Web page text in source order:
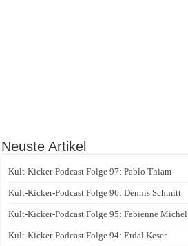
Neuste Artikel
Kult-Kicker-Podcast Folge 97: Pablo Thiam
Kult-Kicker-Podcast Folge 96: Dennis Schmitt
Kult-Kicker-Podcast Folge 95: Fabienne Michel
Kult-Kicker-Podcast Folge 94: Erdal Keser